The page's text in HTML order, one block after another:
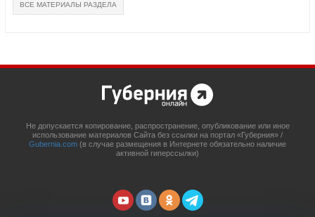
ВСЕ МАТЕРИАЛЫ РАЗДЕЛА
Не допускается копирование, распространение, опубликование или иное
использование материалов Сайта без ссылки на портал «Губерния» /
Gubernia.com (в случае размещения в Интернете обязательно наличие
активной гиперссылки)